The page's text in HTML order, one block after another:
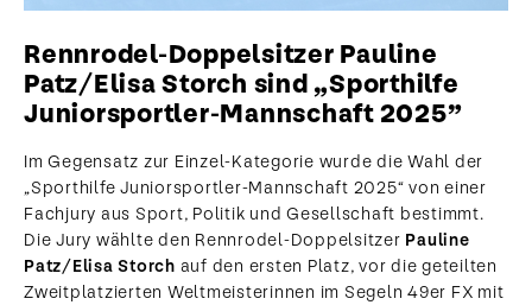
Rennrodel-Doppelsitzer Pauline
Patz/Elisa Storch sind „Sporthilfe
Juniorsportler-Mannschaft 2025”
Im Gegensatz zur Einzel-Kategorie wurde die Wahl der
„Sporthilfe Juniorsportler-Mannschaft 2025“ von einer
Fachjury aus Sport, Politik und Gesellschaft bestimmt.
Die Jury wählte den Rennrodel-Doppelsitzer Pauline
Patz/Elisa Storch auf den ersten Platz, vor die geteilten
Zweitplatzierten Weltmeisterinnen im Segeln 49er FX mit